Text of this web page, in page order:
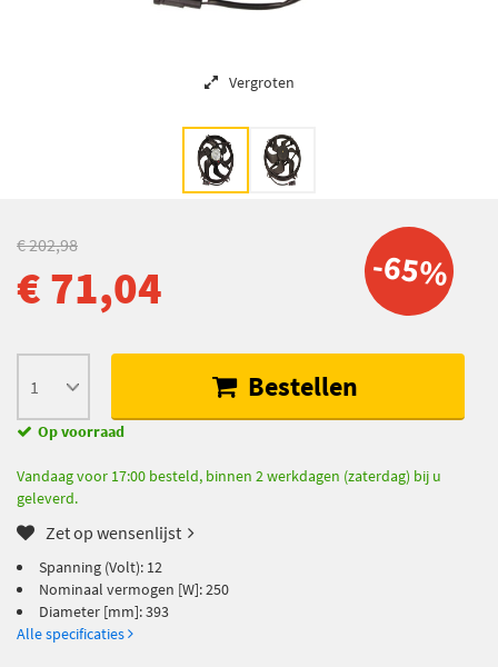
Vergroten
-65%
€ 202,98
€ 71,04
Bestellen
Op voorraad
Vandaag voor 17:00 besteld, binnen 2 werkdagen (zaterdag) bij u
geleverd.
Zet op wensenlijst
Spanning (Volt): 12
Nominaal vermogen [W]: 250
Diameter [mm]: 393
Alle specificaties